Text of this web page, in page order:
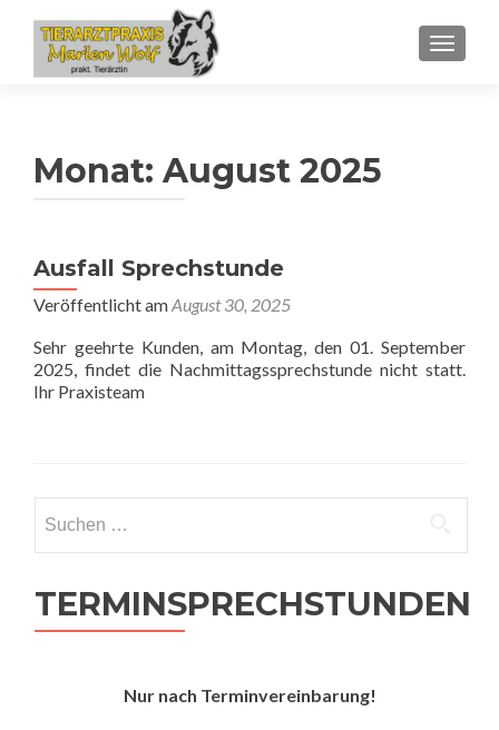
Monat: August 2025
Ausfall Sprechstunde
Veröffentlicht amAugust 30, 2025
Sehr geehrte Kunden, am Montag, den 01. September
2025, findet die Nachmittagssprechstunde nicht statt.
Ihr Praxisteam
nach:
TERMINSPRECHSTUNDEN
Nur nach Terminvereinbarung!